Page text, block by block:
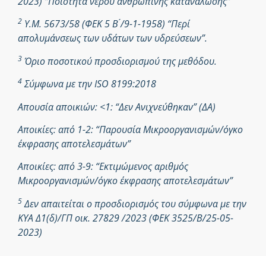
2 Υ.Μ. 5673/58 (ΦΕΚ 5 Β ́/9-1-1958) “Περί
απολυμάνσεως των υδάτων των υδρεύσεων”.
3 Όριο ποσοτικού προσδιορισμού της μεθόδου.
4Σύμφωνα με την ISO 8199:2018
Απουσία αποικιών: <1: “Δεν Ανιχνεύθηκαν” (ΔΑ)
Αποικίες: από 1-2: “Παρουσία Μικροοργανισμών/όγκο
έκφρασης αποτελεσμάτων”
Αποικίες: από 3-9: “Εκτιμώμενος αριθμός
Μικροοργανισμών/όγκο έκφρασης αποτελεσμάτων”
5Δεν απαιτείται ο προσδιορισμός του σύμφωνα με την
ΚΥΑ Δ1(δ)/ΓΠ οικ. 27829 /2023 (ΦΕΚ 3525/Β/25-05-
2023)